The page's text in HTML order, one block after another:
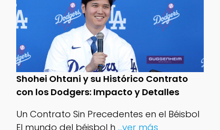
Shohei Ohtani y su Histórico Contrato
con los Dodgers: Impacto y Detalles
Un Contrato Sin Precedentes en el Béisbol
El mundo del béisbol h ...ver más